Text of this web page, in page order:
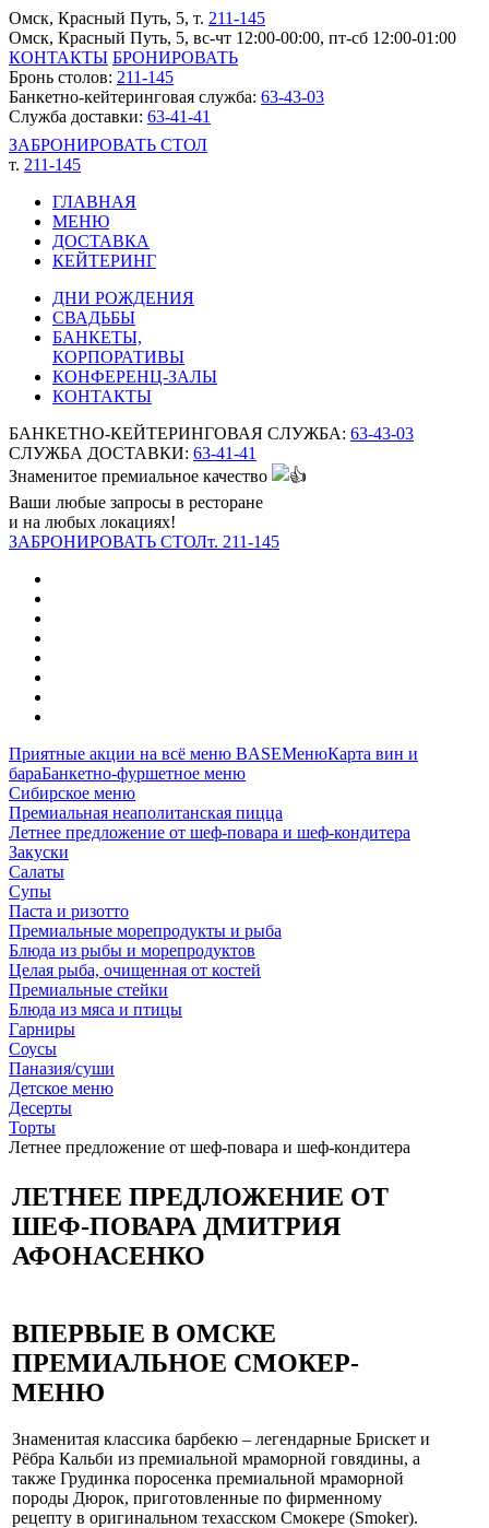
Омск, Красный Путь, 5, т. 211-145
Омск, Красный Путь, 5, вс-чт 12:00-00:00, пт-сб 12:00-01:00
КОНТАКТЫ БРОНИРОВАТЬ
Бронь столов: 211-145
Банкетно-кейтеринговая служба: 63-43-03
Служба доставки: 63-41-41
ЗАБРОНИРОВАТЬ СТОЛ
т. 211-145
ГЛАВНАЯ
МЕНЮ
ДОСТАВКА
КЕЙТЕРИНГ
ДНИ РОЖДЕНИЯ
СВАДЬБЫ
БАНКЕТЫ,
КОРПОРАТИВЫ
КОНФЕРЕНЦ-ЗАЛЫ
КОНТАКТЫ
БАНКЕТНО-КЕЙТЕРИНГОВАЯ СЛУЖБА: 63-43-03
СЛУЖБА ДОСТАВКИ: 63-41-41
Знаменитое премиальное качество
Ваши любые запросы в ресторане
и на любых локациях!
ЗАБРОНИРОВАТЬ СТОЛт. 211-145
Приятные акции на всё меню BASEМенюКарта вин и
бараБанкетно-фуршетное меню
Сибирское меню
Премиальная неаполитанская пицца
Летнее предложение от шеф‑повара и шеф‑кондитера
Закуски
Салаты
Супы
Паста и ризотто
Премиальные морепродукты и рыба
Блюда из рыбы и морепродуктов
Целая рыба, очищенная от костей
Премиальные стейки
Блюда из мяса и птицы
Гарниры
Соусы
Паназия/суши
Детское меню
Десерты
Торты
Летнее предложение от шеф‑повара и шеф‑кондитера
ЛЕТНЕЕ ПРЕДЛОЖЕНИЕ ОТ
ШЕФ‑ПОВАРА ДМИТРИЯ
АФОНАСЕНКО
ВПЕРВЫЕ В ОМСКЕ
ПРЕМИАЛЬНОЕ СМОКЕР-
МЕНЮ
Знаменитая классика барбекю – легендарные Брискет и
Рёбра Кальби из премиальной мраморной говядины, а
также Грудинка поросенка премиальной мраморной
породы Дюрок, приготовленные по фирменному
рецепту в оригинальном техасском Смокере (Smoker).